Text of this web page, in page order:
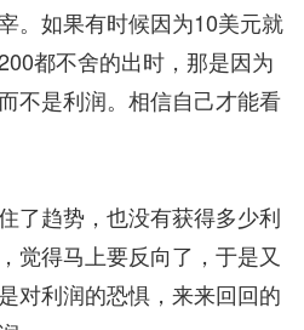
。如果有时候因为10美元就
都不舍的出时，那是因为
不是利润。相信自己才能看
了趋势，也没有获得多少利
觉得马上要反向了，于是又
对利润的恐惧，来来回回的